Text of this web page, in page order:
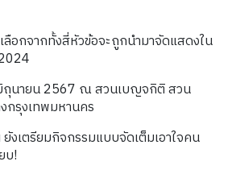
อกจากทั้งสี่หัวข้อจะถูกนำมาจัดแสดงใน
ถุนายน 2567 ณ สวนเบญจกิติ สวน
กรุงเทพมหานคร
งเตรียมกิจกรรมแบบจัดเต็มเอาใจคน
บ!